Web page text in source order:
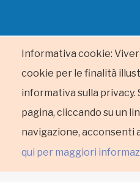
Informativa cookie:
cookie per le finalità
informativa sulla privacy.
pagina, cliccando su un
navigazione, acconsenti
qui per maggiori